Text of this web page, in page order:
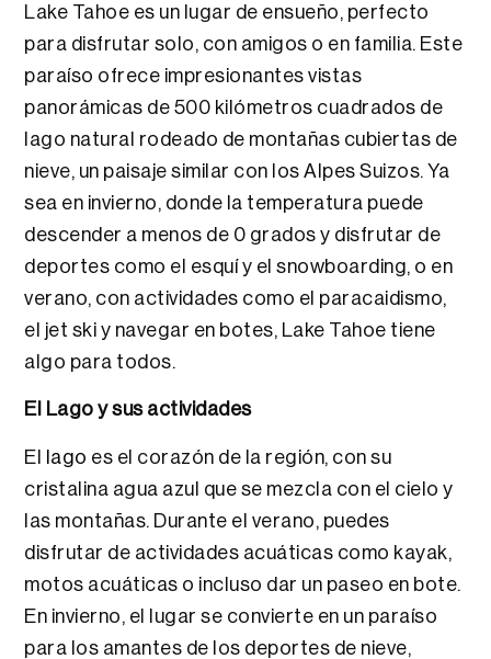
Lake Tahoe es un lugar de ensueño, perfecto
para disfrutar solo, con amigos o en familia. Este
paraíso ofrece impresionantes vistas
panorámicas de 500 kilómetros cuadrados de
lago natural rodeado de montañas cubiertas de
nieve, un paisaje similar con los Alpes Suizos. Ya
sea en invierno, donde la temperatura puede
descender a menos de 0 grados y disfrutar de
deportes como el esquí y el snowboarding, o en
verano, con actividades como el paracaidismo,
el jet ski y navegar en botes, Lake Tahoe tiene
algo para todos.
El Lago y sus actividades
El lago es el corazón de la región, con su
cristalina agua azul que se mezcla con el cielo y
las montañas. Durante el verano, puedes
disfrutar de actividades acuáticas como kayak,
motos acuáticas o incluso dar un paseo en bote.
En invierno, el lugar se convierte en un paraíso
para los amantes de los deportes de nieve,